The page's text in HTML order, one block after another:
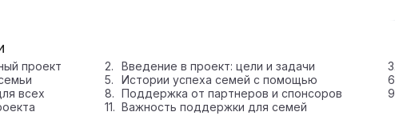
проект Введение в проект: цели и задачи
Истории успеха семей с помощью
всех
Поддержка от партнеров и спонсоров
Важность поддержки для семей